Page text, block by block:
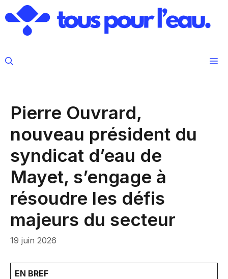
au
contenu
Pierre Ouvrard,
nouveau président du
syndicat d’eau de
Mayet, s’engage à
résoudre les défis
majeurs du secteur
19 juin 2026
EN BREF